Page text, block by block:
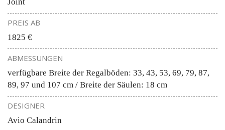
PREIS AB
1825 €
ABMESSUNGEN
verfügbare Breite der Regalböden: 33, 43, 53, 69, 79, 87,
89, 97 und 107 cm / Breite der Säulen: 18 cm
DESIGNER
Avio Calandrin